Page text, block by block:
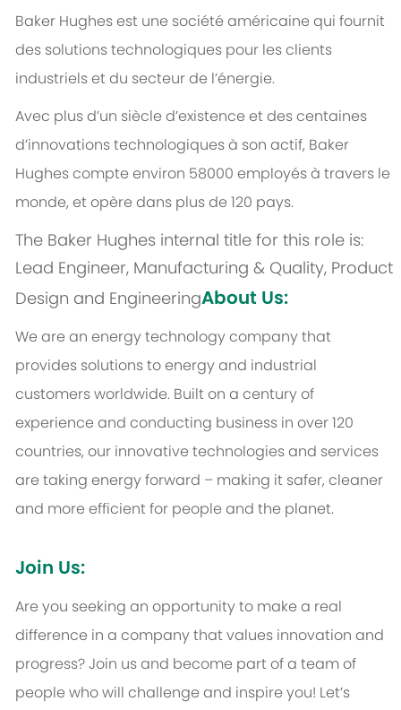
Baker Hughes est une société américaine qui fournit
des solutions technologiques pour les clients
industriels et du secteur de l’énergie.
Avec plus d’un siècle d’existence et des centaines
d’innovations technologiques à son actif, Baker
Hughes compte environ 58000 employés à travers le
monde, et opère dans plus de 120 pays.
The Baker Hughes internal title for this role is:
Lead Engineer, Manufacturing & Quality, Product
Design and EngineeringAbout Us:
We are an energy technology company that
provides solutions to energy and industrial
customers worldwide. Built on a century of
experience and conducting business in over 120
countries, our innovative technologies and services
are taking energy forward – making it safer, cleaner
and more efficient for people and the planet.
Join Us:
Are you seeking an opportunity to make a real
difference in a company that values innovation and
progress? Join us and become part of a team of
people who will challenge and inspire you! Let’s